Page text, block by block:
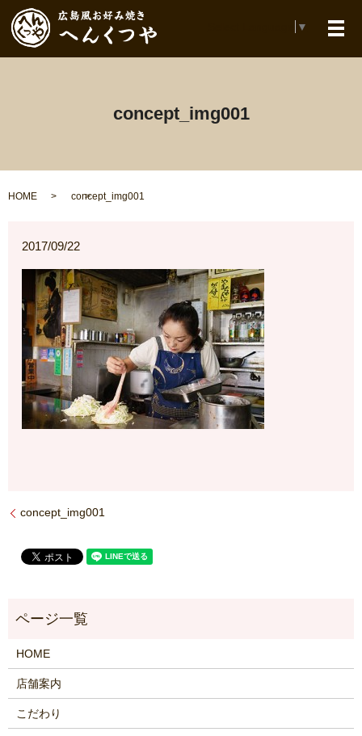
▼
メ
concept_img001
HOME concept_img001
2017/09/22
concept_img001
HOME
店舗案内
こだわり